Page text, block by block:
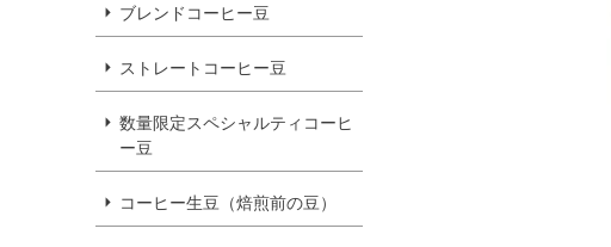
ブレンドコーヒー豆
ストレートコーヒー豆
数量限定スペシャルティコーヒ
ー豆
コーヒー生豆（焙煎前の豆）